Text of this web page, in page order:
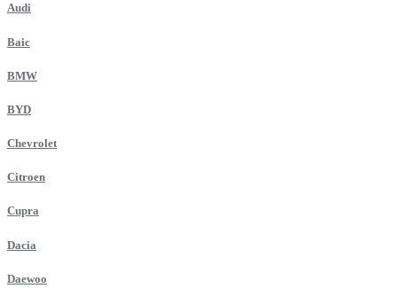
Audi
Baic
BMW
BYD
Chevrolet
Citroen
Cupra
Dacia
Daewoo